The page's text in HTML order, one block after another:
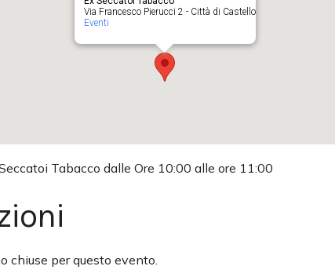
Via Francesco Pierucci 2 - Città di Castello
Eventi
Tabacco dalle Ore 10:00 alle ore 11:00
chiuse per questo evento.